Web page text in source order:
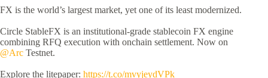
FX is the world’s largest market, yet one of its least modernized.
Circle StableFX is an institutional-grade stablecoin FX engine
combining RFQ execution with onchain settlement. Now on
@Arc Testnet.
Explore the litepaper: https://t.co/mvyjeydVPk